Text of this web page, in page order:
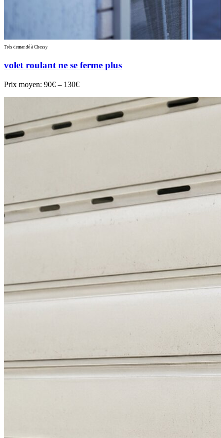
Très demandé à Chessy
volet roulant ne se ferme plus
Prix moyen: 90€ – 130€